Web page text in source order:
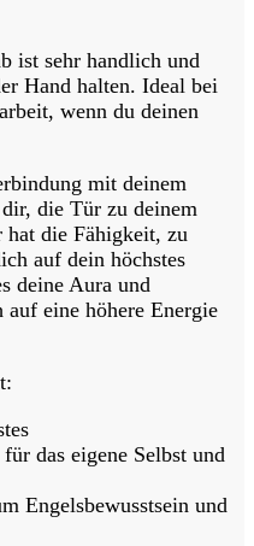
ist sehr handlich und
Hand halten. Ideal bei
wenn du deinen
mit deinem
die Tür zu deinem
die Fähigkeit, zu
auf dein höchstes
deine Aura und
eine höhere Energie
das eigene Selbst und
Engelsbewusstsein und